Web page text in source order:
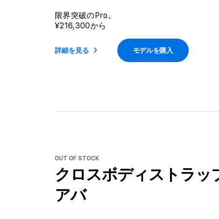
限界突破のPro。
¥216,300から
詳細を見る モデルを購入
OUT OF STOCK
クロスボディストラッ
アバ